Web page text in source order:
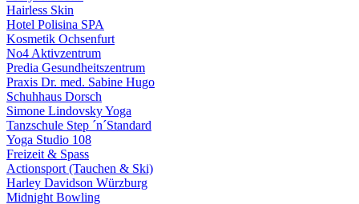
Hairless Skin
Hotel Polisina SPA
Kosmetik Ochsenfurt
No4 Aktivzentrum
Predia Gesundheitszentrum
Praxis Dr. med. Sabine Hugo
Schuhhaus Dorsch
Simone Lindovsky Yoga
Tanzschule Step ´n´Standard
Yoga Studio 108
Freizeit & Spass
Actionsport (Tauchen & Ski)
Harley Davidson Würzburg
Midnight Bowling